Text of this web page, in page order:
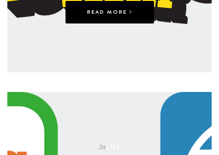
READ MORE
In